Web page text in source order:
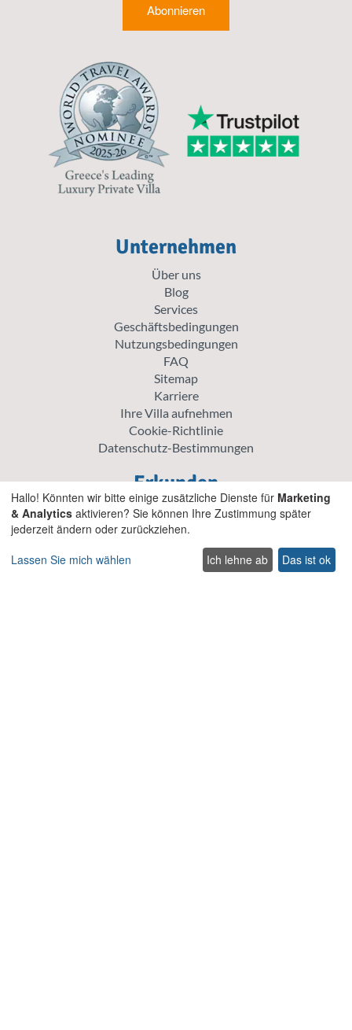
Abonnieren
Unternehmen
Über uns
Blog
Services
Geschäftsbedingungen
Nutzungsbedingungen
FAQ
Sitemap
Karriere
Ihre Villa aufnehmen
Cookie-Richtlinie
Datenschutz-Bestimmungen
Erkunden
Aktionspreis Villen
Traditionelle Villen
Haustierfreundliche villen auf Kreta
Villen für Hochzeiten und Veranstaltungen auf Kreta
Hallo! Könnten wir bitte einige zusätzliche Dienste für Marketing
& Analytics aktivieren? Sie können Ihre Zustimmung später
jederzeit ändern oder zurückziehen.
Lassen Sie mich wählen
Ich lehne ab Das ist ok